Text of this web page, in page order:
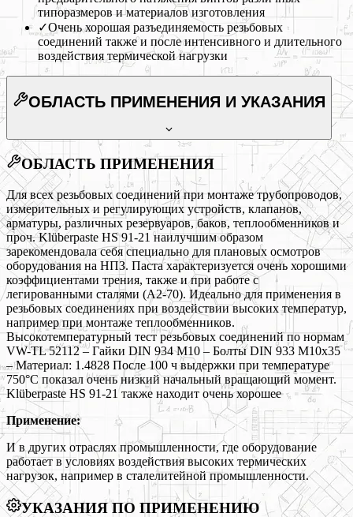
типоразмеров и материалов изготовления
✓Очень хорошая разъединяемость резьбовых
соединений также и после интенсивного и длительного
воздействия термической нагрузки
ОБЛАСТЬ ПРИМЕНЕНИЯ И УКАЗАНИЯ
ОБЛАСТЬ ПРИМЕНЕНИЯ
Для всех резьбовых соединений при монтаже трубопроводов,
измерительных и регулирующих устройств, клапанов,
арматуры, различных резервуаров, баков, теплообменников и
проч. Klüberpaste HS 91-21 наилучшим образом
зарекомендовала себя специально для плановых осмотров
оборудования на НПЗ. Паста характеризуется очень хорошими
коэффициентами трения, также и при работе с
легированными сталями (A2-70). Идеально для применения в
резьбовых соединениях при воздействии высоких температур,
например при монтаже теплообменников.
Высокотемпературный тест резьбовых соединений по нормам
VW-TL 52112 – Гайки DIN 934 M10 – Болты DIN 933 M10x35
– Материал: 1.4828 После 100 ч выдержки при температуре
750°С показал очень низкий начальный вращающий момент.
Klüberpaste HS 91-21 также находит очень хорошее
Применение:
И в других отраслях промышленности, где оборудование
работает в условиях воздействия высоких термических
нагрузок, например в сталелитейной промышленности.
УКАЗАНИЯ ПО ПРИМЕНЕНИЮ